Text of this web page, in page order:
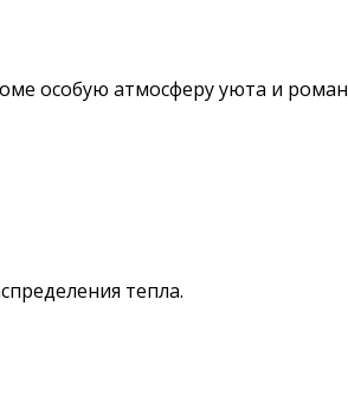
особую атмосферу уюта и
тепла.